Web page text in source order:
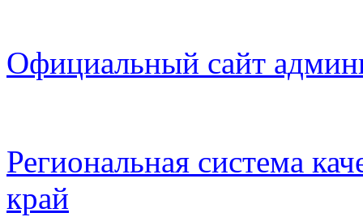
Официальный сайт
Региональная система
край